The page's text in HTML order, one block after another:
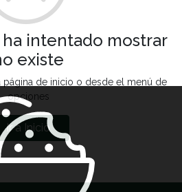
ha intentado mostrar
existe
página de inicio o desde el menú de
opciones
Ir a Inicio